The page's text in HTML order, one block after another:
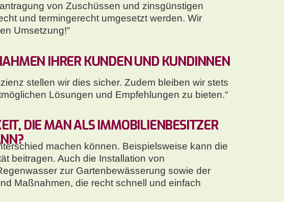
von Zuschüssen und zinsgünstigen
und termingerecht umgesetzt werden. Wir
Umsetzung!“
IHRER KUNDEN UND KUNDINNEN E
stellen wir dies sicher. Zudem bleiben wir stets
Lösungen und Empfehlungen zu bieten.“
DIE MAN ALS IMMOBILIENBESITZER
machen können. Beispielsweise kann die
beitragen. Auch die Installation von
zur Gartenbewässerung sowie der
Maßnahmen, die recht schnell und einfach